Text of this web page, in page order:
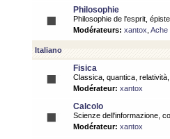
Philosophie
Philosophie de l'esprit,
Modérateurs: xantox Ache
Italiano
Fisica
Classica, quantica, relatività,
Modérateur: xantox
Calcolo
Scienze dell'informazione,
Modérateur: xantox